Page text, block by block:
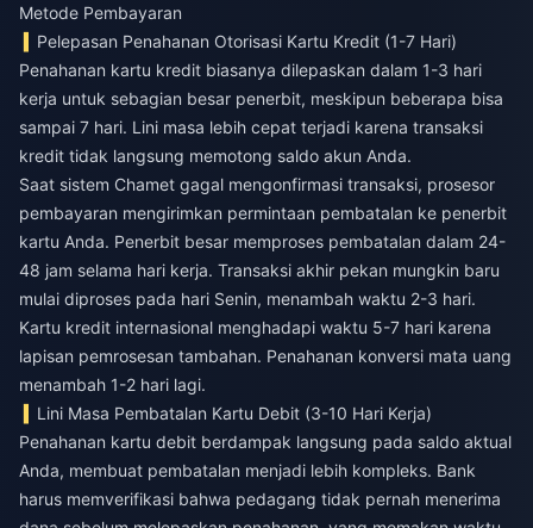
Metode Pembayaran
Pelepasan Penahanan Otorisasi Kartu Kredit (1-7 Hari)
Penahanan kartu kredit biasanya dilepaskan dalam 1-3 hari
kerja untuk sebagian besar penerbit, meskipun beberapa bisa
sampai 7 hari. Lini masa lebih cepat terjadi karena transaksi
kredit tidak langsung memotong saldo akun Anda.
Saat sistem Chamet gagal mengonfirmasi transaksi, prosesor
pembayaran mengirimkan permintaan pembatalan ke penerbit
kartu Anda. Penerbit besar memproses pembatalan dalam 24-
48 jam selama hari kerja. Transaksi akhir pekan mungkin baru
mulai diproses pada hari Senin, menambah waktu 2-3 hari.
Kartu kredit internasional menghadapi waktu 5-7 hari karena
lapisan pemrosesan tambahan. Penahanan konversi mata uang
menambah 1-2 hari lagi.
Lini Masa Pembatalan Kartu Debit (3-10 Hari Kerja)
Penahanan kartu debit berdampak langsung pada saldo aktual
Anda, membuat pembatalan menjadi lebih kompleks. Bank
harus memverifikasi bahwa pedagang tidak pernah menerima